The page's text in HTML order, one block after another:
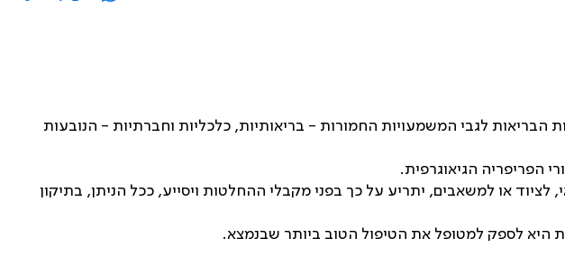
לגבי המשמעויות החמורות - בריאותיות, כלכליות וחברתיות - הנובעות
הפריפריה הגיאוגרפית.
או למשאבים, יתריע על כך בפני מקבלי ההחלטות ויסייע, ככל הניתן, בתיקון
היא לספק למטופל את הטיפול הטוב ביותר שבנמצא.